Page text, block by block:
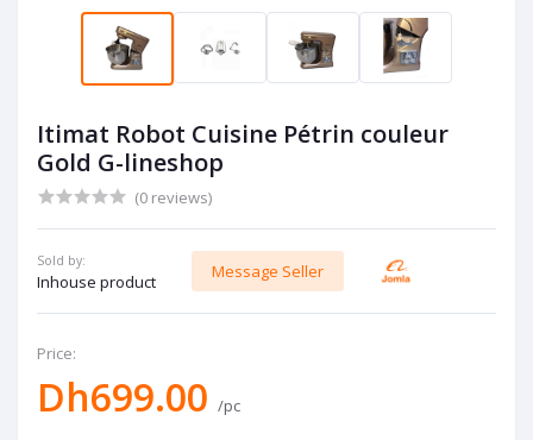
Itimat Robot Cuisine Pétrin couleur
Gold G-lineshop
(0 reviews)
Sold by:
Inhouse product
Message Seller
Price:
Dh699.00 /pc